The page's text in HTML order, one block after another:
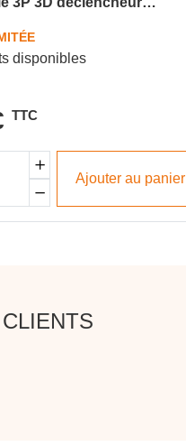
disponibles
TTC
Ajouter au panier